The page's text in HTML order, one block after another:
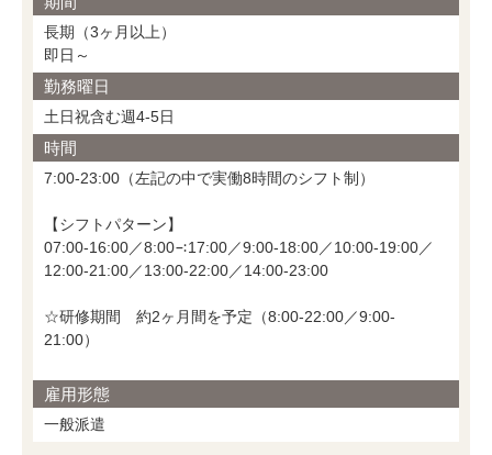
長期（3ヶ月以上）
即日～
勤務曜日
土日祝含む週4-5日
時間
7:00-23:00（左記の中で実働8時間のシフト制）
【シフトパターン】
07:00-16:00／8:00∹17:00／9:00-18:00／10:00-19:00／
12:00-21:00／13:00-22:00／14:00-23:00
☆研修期間 約2ヶ月間を予定（8:00-22:00／9:00-
21:00）
雇用形態
一般派遣